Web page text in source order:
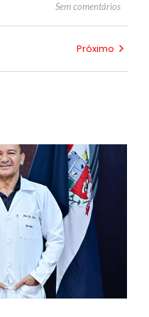
Sem comentários
Próximo